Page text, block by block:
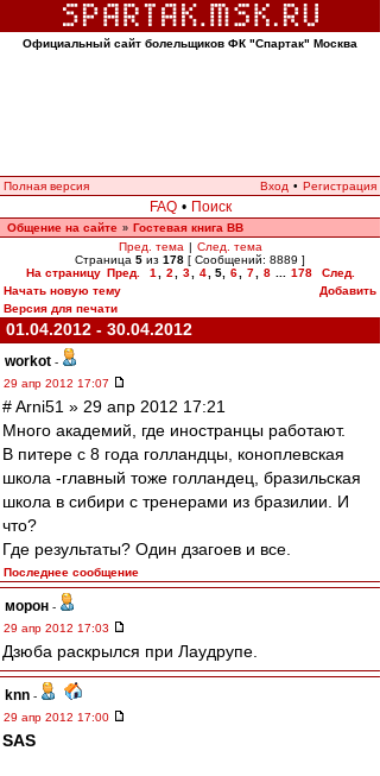
Официальный сайт болельщиков ФК "Спартак" Москва
Полная версия Вход • Регистрация
FAQ • Поиск
Общение на сайте » Гостевая книга ВВ
Пред. тема | След. тема
Страница 5 из 178 [ Сообщений: 8889 ]
На страницу Пред. 1 2 3 4 5, 6 7 8 178
След.
Начать новую тему
Добавить
Версия для печати
01.04.2012 - 30.04.2012
workоt -
29 апр 2012 17:07
# Arni51 » 29 апр 2012 17:21
Много академий, где иностранцы работают.
В питере с 8 года голландцы, коноплевская
школа -главный тоже голландец, бразильская
школа в сибири с тренерами из бразилии. И
что?
Где результаты? Один дзагоев и все.
Последнее сообщение
морон -
29 апр 2012 17:03
Дзюба раскрылся при Лаудрупе.
knn -
29 апр 2012 17:00
SAS